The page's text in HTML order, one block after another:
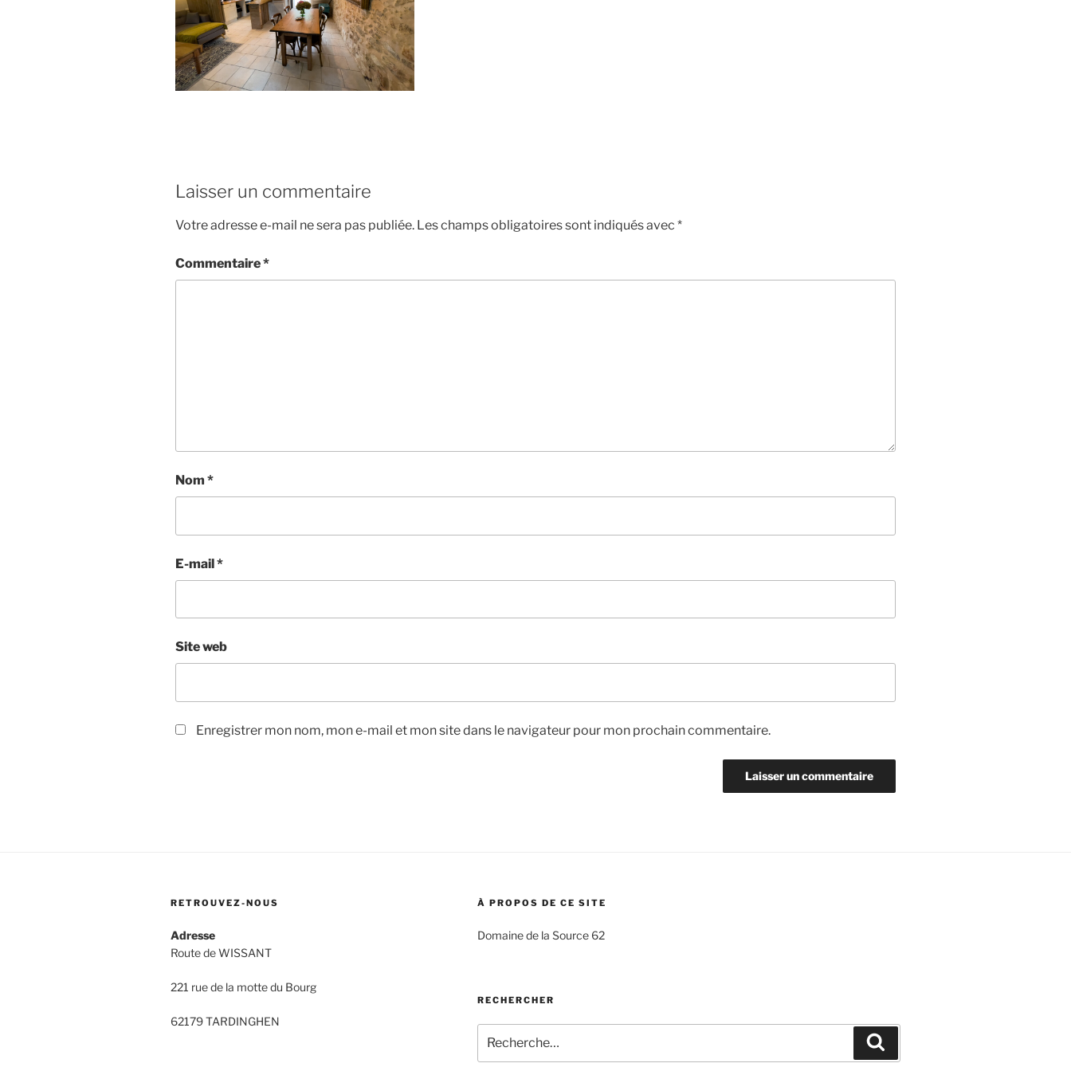
Laisser un commentaire
Votre adresse e-mail ne sera pas publiée. Les champs obligatoires sont indiqués avec *
Commentaire*
Nom *
E-mail*
Site web
Enregistrer mon nom, mon e-mail et mon site dans le navigateur pour mon prochain commentaire.
RETROUVEZ-NOUS
Adresse
Route de WISSANT
221 rue de la motte du Bourg
62179 TARDINGHEN
À PROPOS DE CE SITE
Domaine de la Source 62
RECHERCHER
pour
: